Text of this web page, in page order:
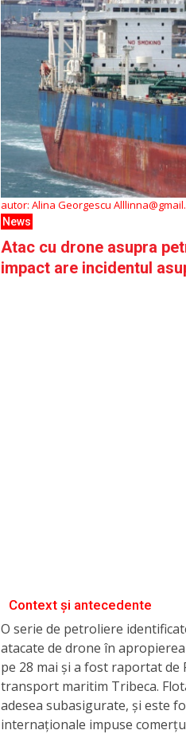
autor: Alina Georgescu
News
Atac cu drone asupra
impact are incidentul
Context și antecedente
O serie de petroliere
atacate de drone în
pe 28 mai și a fost raportat de
transport maritim Tribeca.
adesea subasigurate, și este
internaționale impuse